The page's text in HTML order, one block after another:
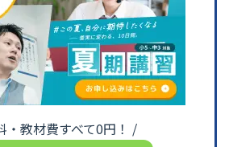
・教材費すべて0円！